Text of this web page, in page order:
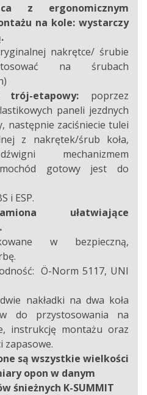
z ergonomicznym
na kole: wystarczy
nakrętce/ śrubie
na śrubach
trój-etapowy: poprzez
paneli jezdnych
następnie zaciśniecie tulei
z nakrętek/śrub koła,
mechanizmem
gotowy jest do
i ESP.
ułatwiające
w bezpieczną,
Ö-Norm 5117, UNI
nakładki na dwa koła
do przystosowania na
instrukcję montażu oraz
zapasowe.
są wszystkie wielkości
opon w danym
śnieżnych K-SUMMIT